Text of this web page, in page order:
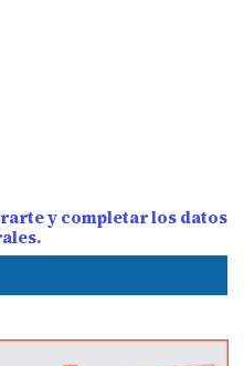
y completar los datos